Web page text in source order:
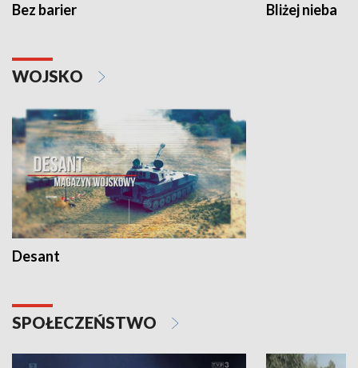
Bez barier Bliżej nieba
WOJSKO
Desant
SPOŁECZEŃSTWO